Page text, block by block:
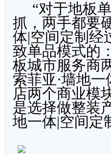
“对于地板单
抓，两手都要
体|空间定制经
致单品模式的
板城市服务商
索菲亚·墙地
店两个商业模
是选择做整装
地一体|空间定